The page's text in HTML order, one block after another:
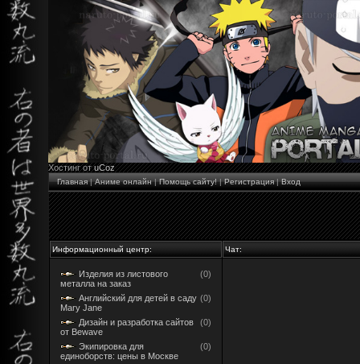
Хостинг отuCoz
Главная|Аниме онлайн|Помощь сайту!|Регистрация|Вход
Информационный центр: Чат:
Изделия из листового
металла на заказ
(0)
Английский для детей в саду
Mary Jane
(0)
Дизайн и разработка сайтов
от Bewave
(0)
Экипировка для
единоборств: цены в Москве
(0)